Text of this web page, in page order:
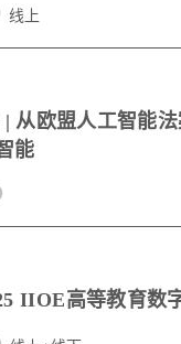
线上
从欧盟人工智能
能
IIOE高等教育数